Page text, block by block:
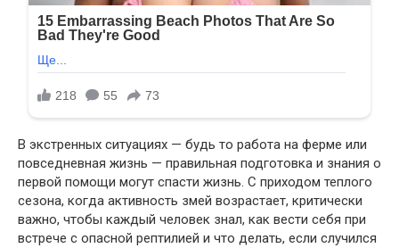
В экстренных ситуациях — будь то работа на ферме или
повседневная жизнь — правильная подготовка и знания о
первой помощи могут спасти жизнь. С приходом теплого
сезона, когда активность змей возрастает, критически
важно, чтобы каждый человек знал, как вести себя при
встрече с опасной рептилией и что делать, если случился